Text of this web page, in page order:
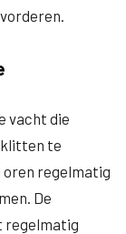
vacht die
te
oren regelmatig
De
regelmatig